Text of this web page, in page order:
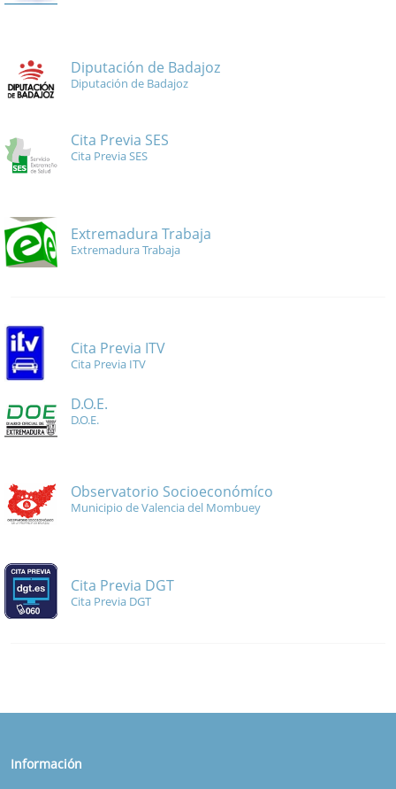
Diputación de Badajoz
Diputación de Badajoz
Cita Previa SES
Cita Previa SES
Extremadura Trabaja
Extremadura Trabaja
Cita Previa ITV
Cita Previa ITV
D.O.E.
D.O.E.
Observatorio Socioeconómíco
Municipio de Valencia del Mombuey
Cita Previa DGT
Cita Previa DGT
Información